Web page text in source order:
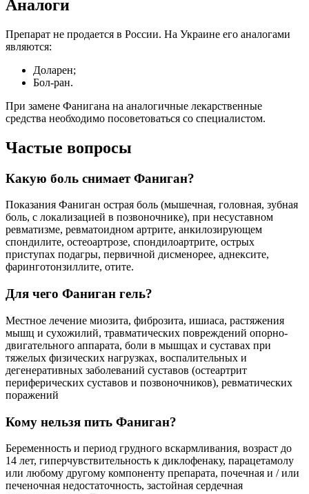
Аналоги
Препарат не продается в России. На Украине его аналогами
являются:
Доларен;
Бол-ран.
При замене Фанигана на аналогичные лекарственные
средства необходимо посоветоваться со специалистом.
Частые вопросы
Какую боль снимает Фаниган?
Показания Фаниган острая боль (мышечная, головная, зубная
боль, с локализацией в позвоночнике), при несуставном
ревматизме, ревматоидном артрите, анкилозирующем
спондилите, остеоартрозе, спондилоартрите, острых
приступах подагры, первичной дисменорее, аднексите,
фаринготонзиллите, отите.
Для чего Фаниган гель?
Местное лечение миозита, фиброзита, ишиаса, растяжения
мышц и сухожилий, травматических повреждений опорно-
двигательного аппарата, боли в мышцах и суставах при
тяжелых физических нагрузках, воспалительных и
дегенеративных заболеваний суставов (остеартрит
периферических суставов и позвоночников), ревматических
поражений
Кому нельзя пить Фаниган?
Беременность и период грудного вскармливания, возраст до
14 лет, гиперчувствительность к диклофенаку, парацетамолу
или любому другому компоненту препарата, почечная и / или
печеночная недостаточность, застойная сердечная